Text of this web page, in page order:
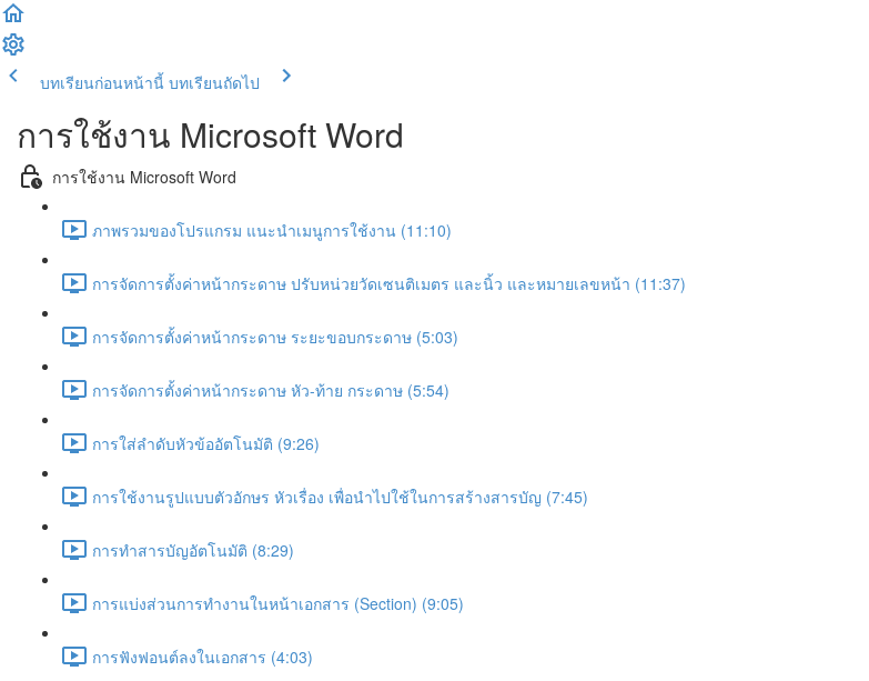
บทเรียนก่อนหน้านี้ บทเรียนถัดไป
การใช้งาน Microsoft Word
การใช้งาน Microsoft Word
ภาพรวมของโปรแกรม แนะนำเมนูการใช้งาน (11:10)
การจัดการตั้งค่าหน้ากระดาษ ปรับหน่วยวัดเซนติเมตร และนิ้ว และหมายเลขหน้า (11:37)
การจัดการตั้งค่าหน้ากระดาษ ระยะขอบกระดาษ (5:03)
การจัดการตั้งค่าหน้ากระดาษ หัว-ท้าย กระดาษ (5:54)
การใส่ลำดับหัวข้ออัตโนมัติ (9:26)
การใช้งานรูปแบบตัวอักษร หัวเรื่อง เพื่อนำไปใช้ในการสร้างสารบัญ (7:45)
การทำสารบัญอัตโนมัติ (8:29)
การแบ่งส่วนการทำงานในหน้าเอกสาร (Section) (9:05)
การฟังฟอนต์ลงในเอกสาร (4:03)